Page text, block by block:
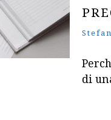
di